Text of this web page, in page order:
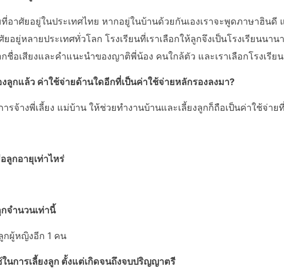
ที่อาศัยอยู่ในประเทศไทย หากอยู่ในบ้านด้วยกันเองเราจะพูดภาษาฮิน
ยู่หลายประเทศทั่วโลก โรงเรียนที่เราเลือกให้ลูกจึงเป็นโรงเรียนนา
กชื่อเสียงและคำแนะนำของญาติพี่น้อง คนใกล้ตัว และเราเลือกโรงเ
ลูกแล้ว ค่าใช้จ่ายด้านใดอีกที่เป็นค่าใช้จ่ายหลักรองลงมา?
รจ้างพี่เลี้ยง แม่บ้าน ให้ช่วยทำงานบ้านและเลี้ยงลูกก็ถือเป็นค่าใช้จ่า
ลูกอายุเท่าไหร่
จำนวนเท่านี้
กผู้หญิงอีก 1 คน
นการเลี้ยงลูก ตั้งแต่เกิดจนถึงจบปริญญาตรี